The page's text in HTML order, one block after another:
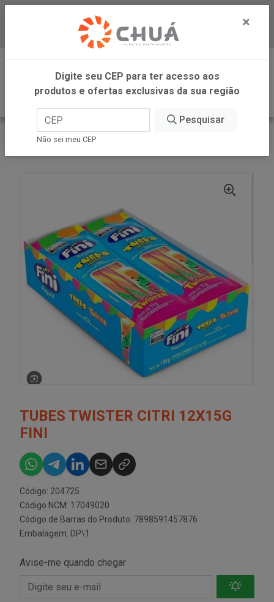
Baixe já nosso APP
0
INÍCIO
FINI
TUBES TWISTER CITRI 12X15G
FINI
Código: 204725
Código NCM: 17049020
Código de Barras do Produto: 7898591457876
Embalagem: DP\1
Avise-me quando chegar
×
Digite seu CEP para ter acesso aos
produtos e ofertas exclusivas da sua região
Pesquisar
Não sei meu CEP